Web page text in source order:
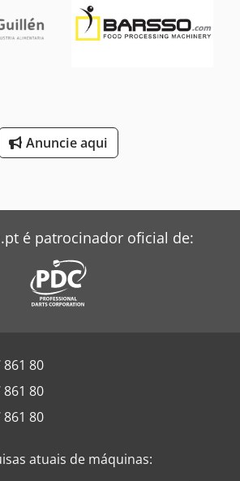
fabricados em aço
para operação industrial, sendo
Anuncie aqui
é patrocinador oficial de:
861 80
861 80
861 80
atuais de máquinas: